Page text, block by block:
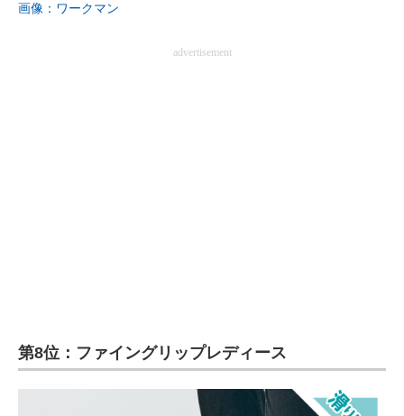
画像：ワークマン
advertisement
第8位：ファイングリップレディース